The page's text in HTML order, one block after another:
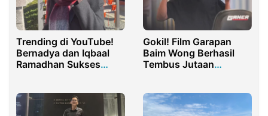
Trending di YouTube!
Bernadya dan Iqbaal
Ramadhan Sukses
Gokil! Film Garapan
Baim Wong Berhasil
Tembus Jutaan